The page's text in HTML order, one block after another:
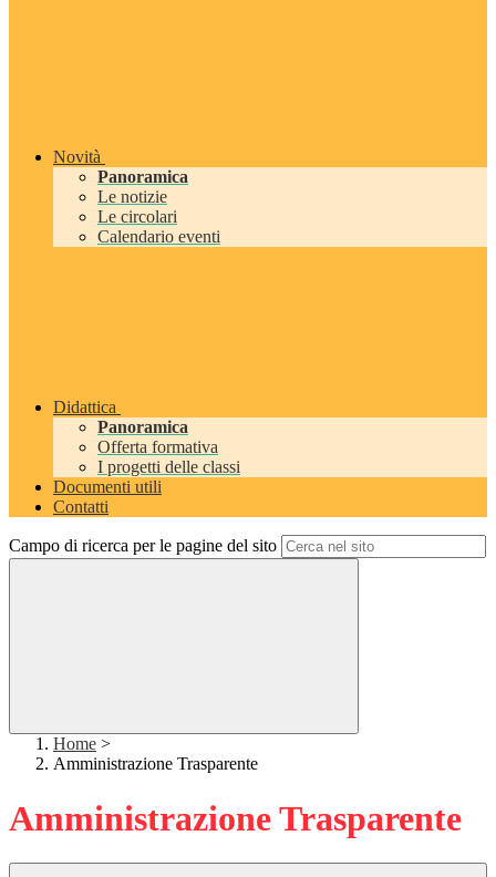
Novità
Panoramica
Le notizie
Le circolari
Calendario eventi
Didattica
Panoramica
Offerta formativa
I progetti delle classi
Documenti utili
Contatti
Campo di ricerca per le pagine del sito
Home >
Amministrazione Trasparente
Amministrazione Trasparente